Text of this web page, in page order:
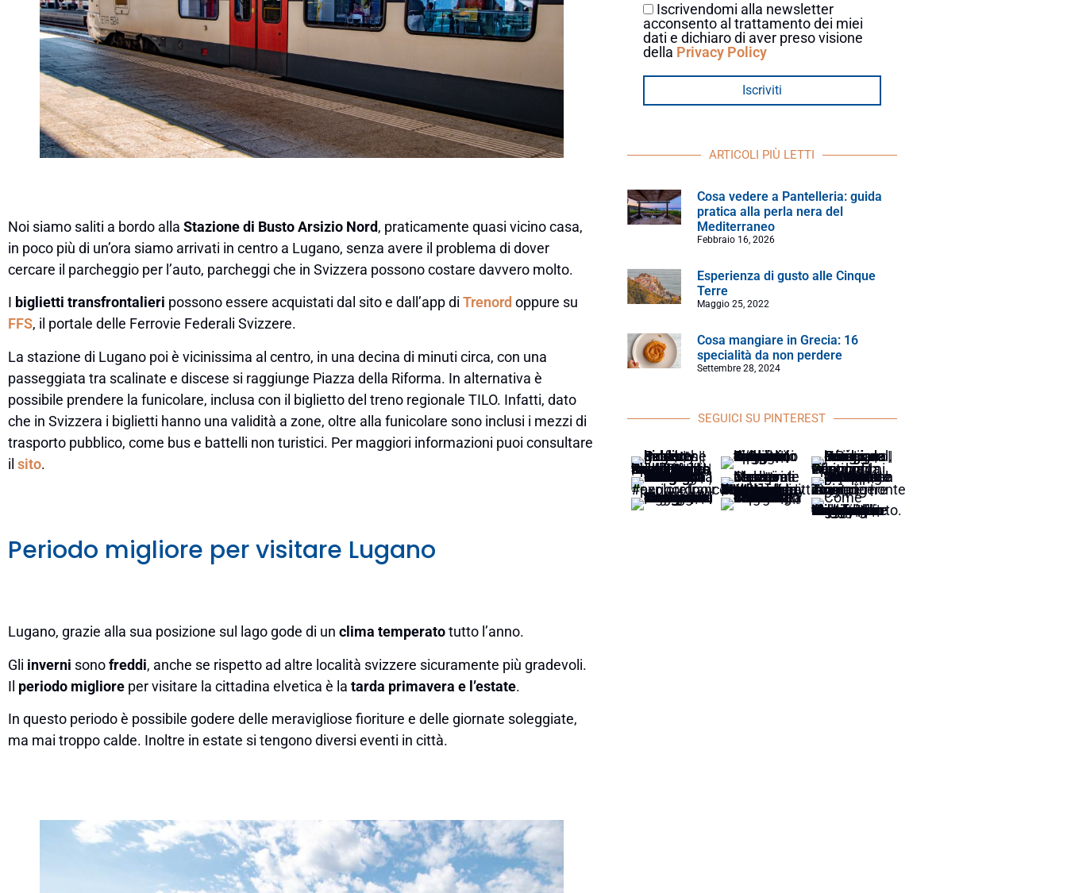
Noi siamo saliti a bordo alla Stazione di Busto Arsizio Nord, praticamente quasi vicino casa,
in poco più di un’ora siamo arrivati in centro a Lugano, senza avere il problema di dover
cercare il parcheggio per l’auto, parcheggi che in Svizzera possono costare davvero molto.
I biglietti transfrontalieri possono essere acquistati dal sito e dall’app di Trenord oppure su
FFS, il portale delle Ferrovie Federali Svizzere.
La stazione di Lugano poi è vicinissima al centro, in una decina di minuti circa, con una
passeggiata tra scalinate e discese si raggiunge Piazza della Riforma. In alternativa è
possibile prendere la funicolare, inclusa con il biglietto del treno regionale TILO. Infatti, dato
che in Svizzera i biglietti hanno una validità a zone, oltre alla funicolare sono inclusi i mezzi di
trasporto pubblico, come bus e battelli non turistici. Per maggiori informazioni puoi consultare
il sito.
Periodo migliore per visitare Lugano
Lugano, grazie alla sua posizione sul lago gode di un clima temperatotutto l’anno.
Gli inverni sonofreddi, anche se rispetto ad altre località svizzere sicuramente più gradevoli.
Il periodo migliore per visitare la cittadina elvetica è la tarda primavera e l’estate.
In questo periodo è possibile godere delle meravigliose fioriture e delle giornate soleggiate,
ma mai troppo calde. Inoltre in estate si tengono diversi eventi in città.
Iscrivendomi alla newsletter
acconsento al trattamento dei miei
dati e dichiaro di aver preso visione
della Privacy Policy
ARTICOLI PIÙ LETTI
Cosa vedere a Pantelleria: guida
pratica alla perla nera del
Mediterraneo
Febbraio 16, 2026
Esperienza di gusto alle Cinque
Terre
Maggio 25, 2022
Cosa mangiare in Grecia: 16
specialità da non perdere
Settembre 28, 2024
SEGUICI SU PINTEREST